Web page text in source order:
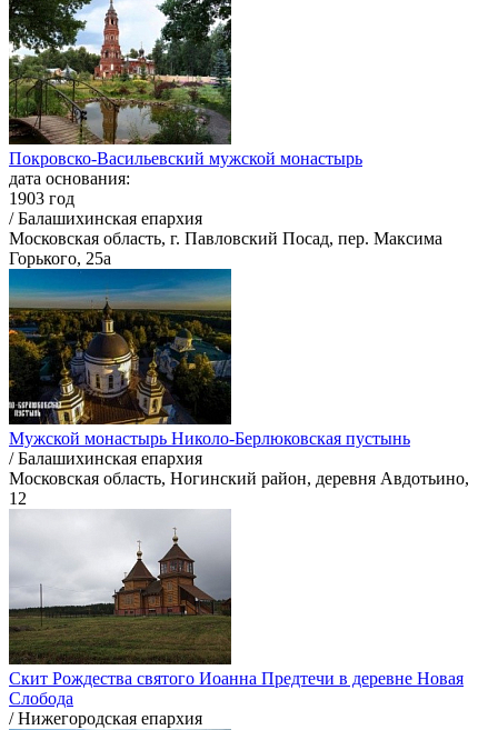
Покровско-Васильевский мужской монастырь
дата основания:
1903 год
/ Балашихинская епархия
Московская область, г. Павловский Посад, пер. Максима
Горького, 25a
Мужской монастырь Николо-Берлюковская пустынь
/ Балашихинская епархия
Московская область, Ногинский район, деревня Авдотьино,
12
Скит Рождества святого Иоанна Предтечи в деревне Новая
Слобода
/ Нижегородская епархия